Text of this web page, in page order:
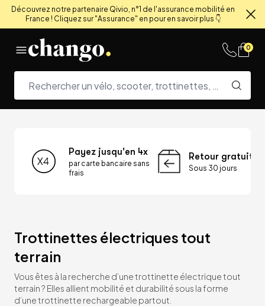
Découvrez notre partenaire Qivio, n°1 de l'assurance mobilité en
France ! Cliquez sur "Assurance" en pour en savoir plus 👇
0
Payez jusqu'en 4x
par carte bancaire sans
frais
Retour gratuit
Sous 30 jours
Trottinettes électriques tout
terrain
Vous êtes à la recherche d’une trottinette électrique tout
terrain ? Elles allient mobilité et durabilité sous la forme
d’une trottinette rechargeable partout.